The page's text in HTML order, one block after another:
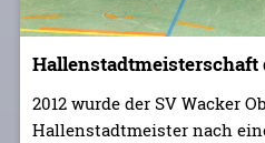
Hallenstadtmeisterschaft
2012 wurde der SV Wacker
Hallenstadtmeister nach